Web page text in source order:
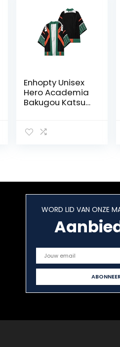
Enhopty Unisex
Hero Academia
Bakugou Katsuki
Jacket
XL
WORD LID VAN ONZE